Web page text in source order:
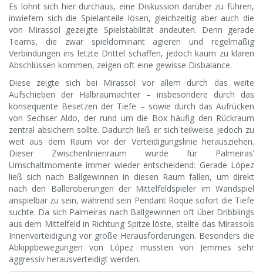
Es lohnt sich hier durchaus, eine Diskussion darüber zu führen,
inwiefern sich die Spielanteile lösen, gleichzeitig aber auch die
von Mirassol gezeigte Spielstabilität andeuten. Denn gerade
Teams, die zwar spieldominant agieren und regelmäßig
Verbindungen ins letzte Drittel schaffen, jedoch kaum zu klaren
Abschlüssen kommen, zeigen oft eine gewisse Disbalance.
Diese zeigte sich bei Mirassol vor allem durch das weite
Aufschieben der Halbraumachter – insbesondere durch das
konsequente Besetzen der Tiefe – sowie durch das Aufrücken
von Sechser Aldo, der rund um die Box häufig den Rückraum
zentral absichern sollte. Dadurch ließ er sich teilweise jedoch zu
weit aus dem Raum vor der Verteidigungslinie herausziehen.
Dieser Zwischenlinienraum wurde für Palmeiras’
Umschaltmomente immer wieder entscheidend: Gerade López
ließ sich nach Ballgewinnen in diesen Raum fallen, um direkt
nach den Balleroberungen der Mittelfeldspieler im Wandspiel
anspielbar zu sein, während sein Pendant Roque sofort die Tiefe
suchte. Da sich Palmeiras nach Ballgewinnen oft über Dribblings
aus dem Mittelfeld in Richtung Spitze löste, stellte das Mirassols
Innenverteidigung vor große Herausforderungen. Besonders die
Abkippbewegungen von López mussten von Jemmes sehr
aggressiv herausverteidigt werden.